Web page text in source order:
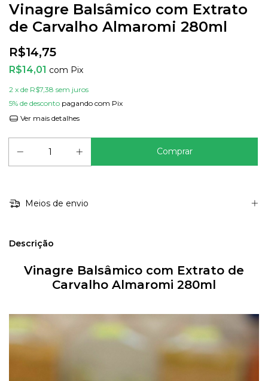
Vinagre Balsâmico com Extrato
de Carvalho Almaromi 280ml
R$14,75
R$14,01 com Pix
2 x de R$7,38 sem juros
5% de desconto pagando com Pix
Ver mais detalhes
Meios de envio
Descrição
Vinagre Balsâmico com Extrato de
Carvalho Almaromi 280ml